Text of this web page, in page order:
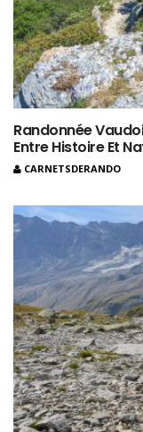
Randonnée
Entre Histoire Et
CARNETSDERANDO